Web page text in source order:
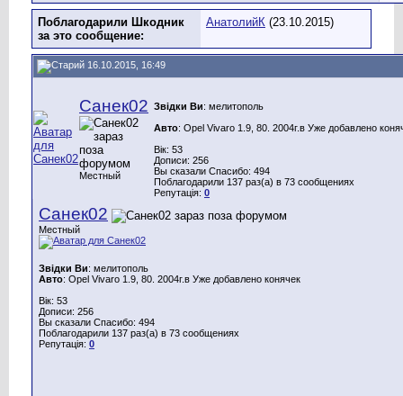
Поблагодарили Шкодник
за это сообщение:
АнатолийК (23.10.2015)
16.10.2015, 16:49
Санек02
Местный
Звідки Ви: мелитополь
Авто: Opel Vivaro 1.9, 80. 2004г.в Уже добавлено
Вік: 53
Дописи: 256
Вы сказали Спасибо: 494
Поблагодарили 137 раз(а) в 73 сообщениях
Репутація: 0
Санек02
Местный
Звідки Ви: мелитополь
Авто: Opel Vivaro 1.9, 80. 2004г.в Уже добавлено конячек
Вік: 53
Дописи: 256
Вы сказали Спасибо: 494
Поблагодарили 137 раз(а) в 73 сообщениях
Репутація: 0